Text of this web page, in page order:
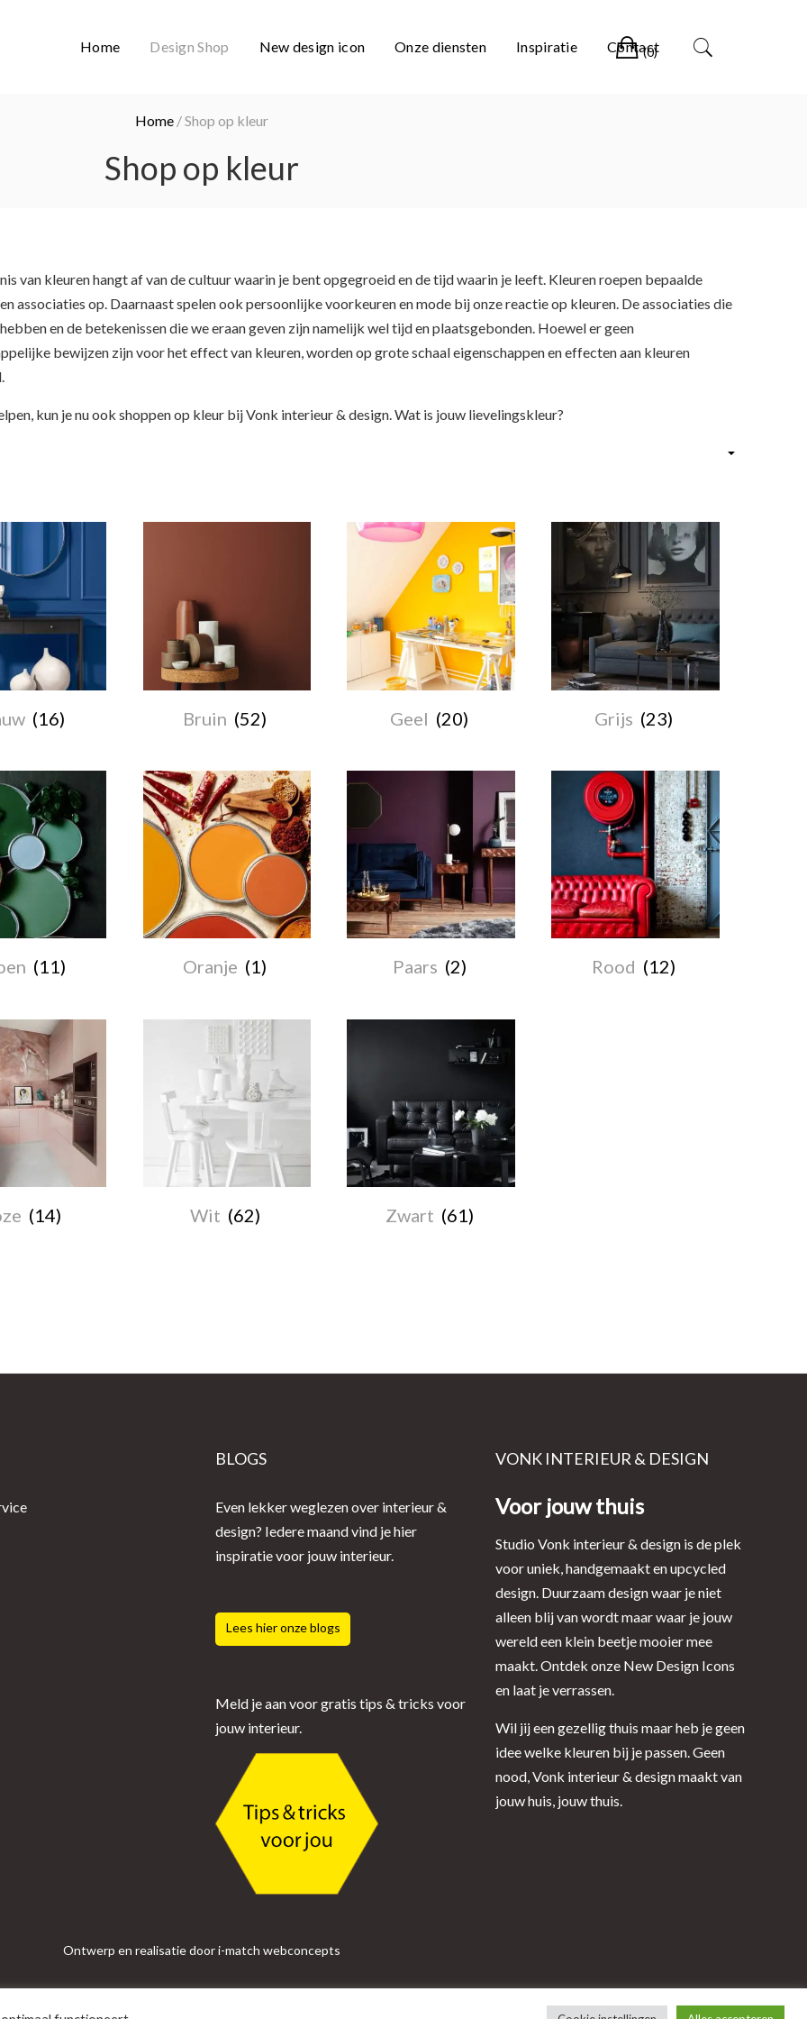
Home Design Shop New design icon Onze diensten Inspiratie ContactWinkelwagen
(0)
Home / Shop op kleur
Shop op kleur
van kleuren hangt af van de cultuur waarin je bent opgegroeid en de tijd waarin je leeft. Kleuren roepen bepaalde
associaties op. Daarnaast spelen ook persoonlijke voorkeuren en mode bij onze reactie op kleuren. De associaties die
en de betekenissen die we eraan geven zijn namelijk wel tijd en plaatsgebonden. Hoewel er geen
bewijzen zijn voor het effect van kleuren, worden op grote schaal eigenschappen en effecten aan kleuren
kun je nu ook shoppen op kleur bij Vonk interieur & design. Wat is jouw lievelingskleur?
(16) Bruin (52) Geel (20) Grijs (23)
(11) Oranje (1) Paars (2) Rood (12)
(14) Wit (62) Zwart (61)
BLOGS
Even lekker weglezen over interieur &
design? Iedere maand vind je hier
inspiratie voor jouw interieur.
Lees hier onze blogs
Meld je aan voor gratis tips & tricks voor
jouw interieur.
VONK INTERIEUR & DESIGN
Voor jouw thuis
Studio Vonk interieur & design is de plek
voor uniek, handgemaakt en upcycled
design. Duurzaam design waar je niet
alleen blij van wordt maar waar je jouw
wereld een klein beetje mooier mee
maakt. Ontdek onze New Design Icons
en laat je verrassen.
Wil jij een gezellig thuis maar heb je geen
idee welke kleuren bij je passen. Geen
nood, Vonk interieur & design maakt van
jouw huis, jouw thuis.
Ontwerp en realisatie door i-match webconcepts